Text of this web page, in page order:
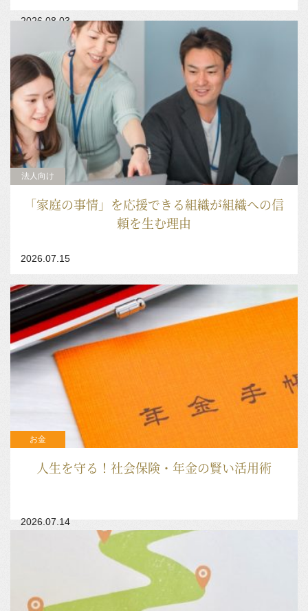
2026.08.03
「家庭の事情」を応援できる組織が組織への信
頼を生む理由
法人向け
2026.07.15
人生を守る！社会保険・年金の賢い活用術
お金
2026.07.14